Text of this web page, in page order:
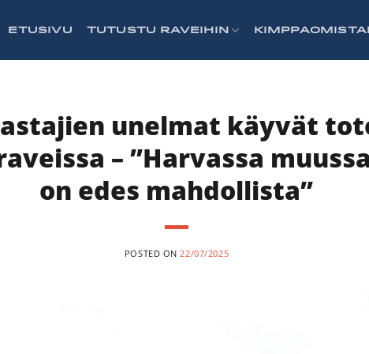
ETUSIVU TUTUSTU RAVEIHIN
unelmat käyvät
– ”Harvassa
on edes mahdollista”
POSTED ON 22/07/2025